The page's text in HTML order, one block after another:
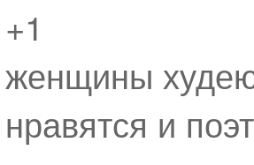
+1
женщины
нравятся и